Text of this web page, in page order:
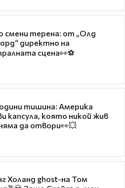
смени терена: от „Олд
директно на
сцена👀⚽
тишина: Америка
капсула, която никой жив
да отвори👀💥
Холанд ghost-на Том